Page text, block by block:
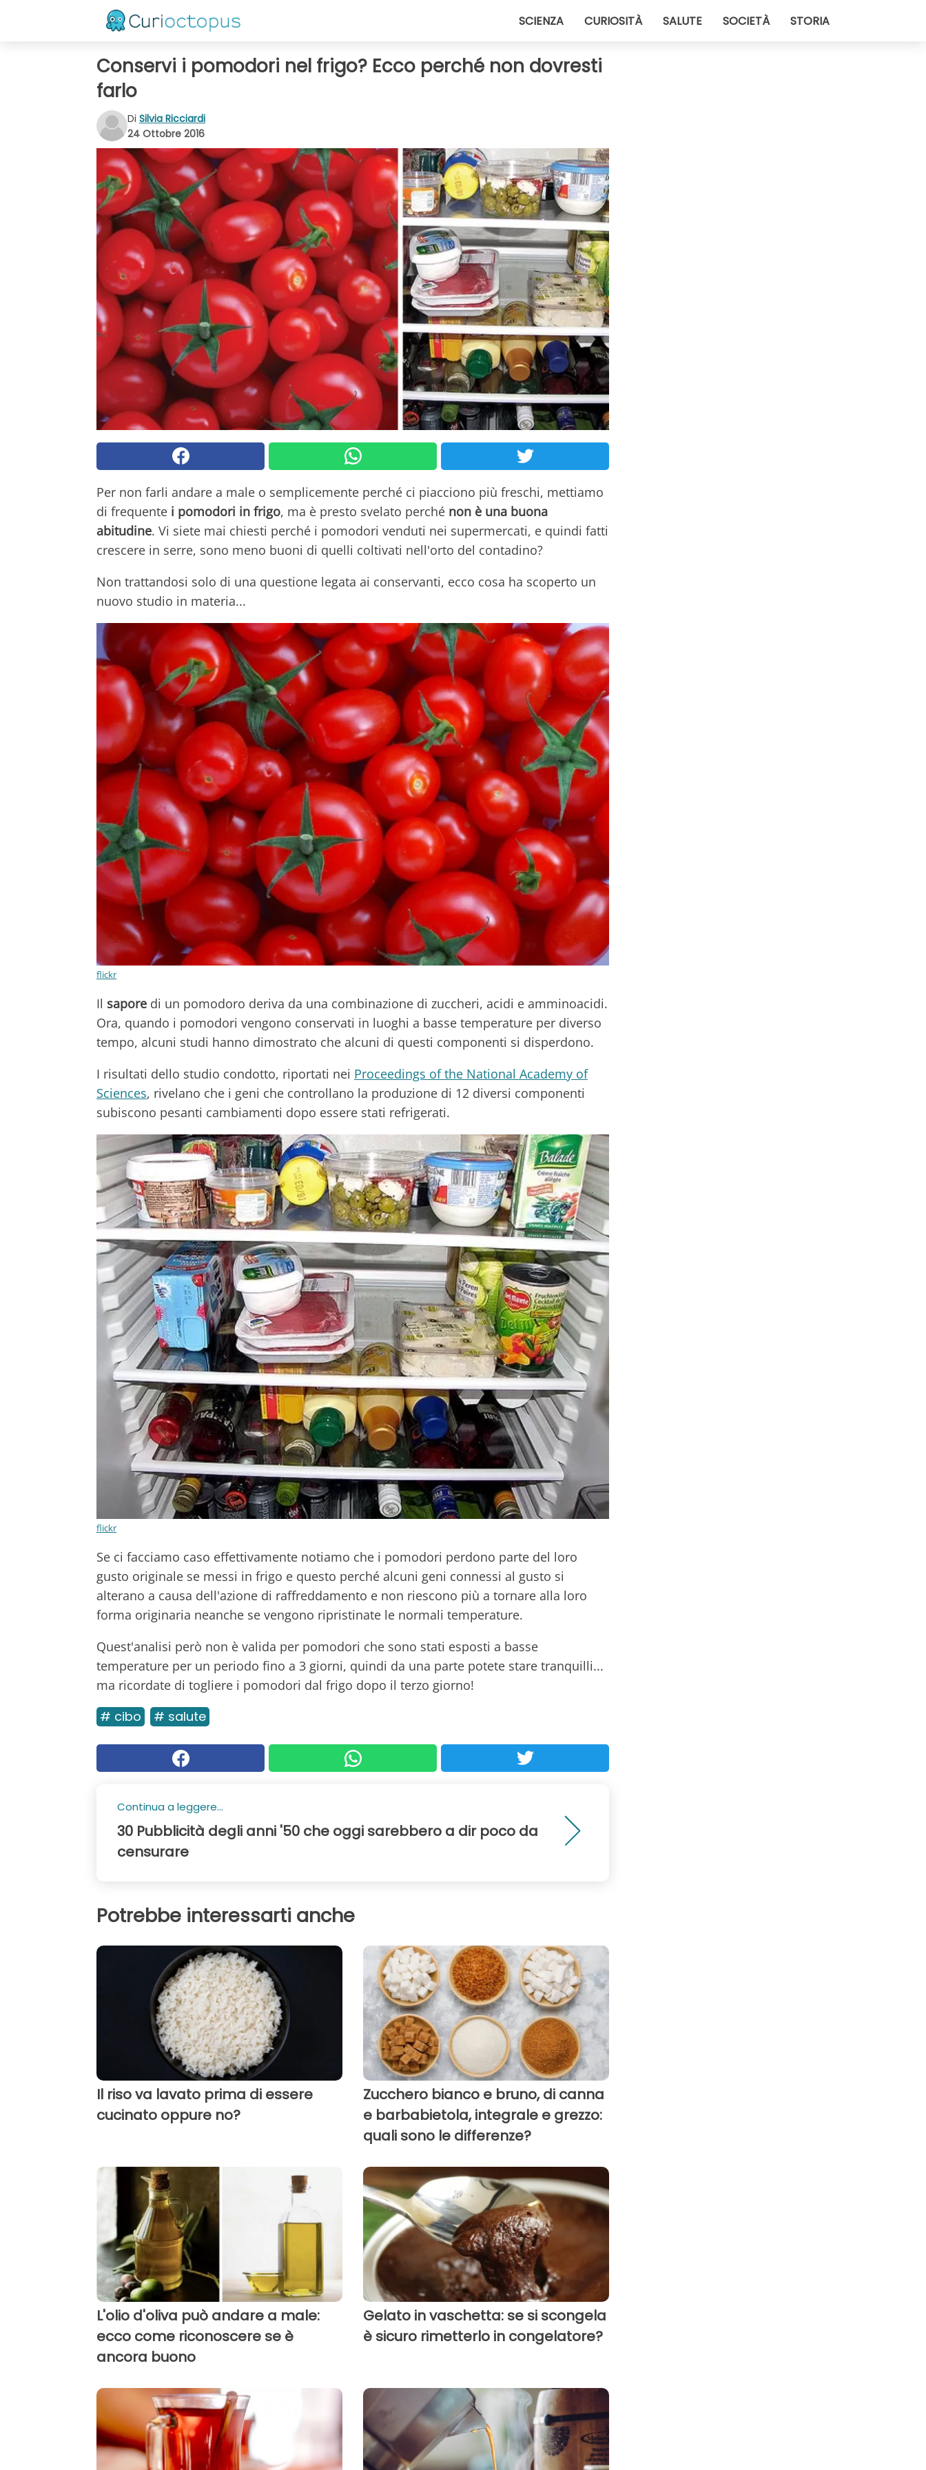
SCIENZA CURIOSITÀ SALUTE SOCIETÀ STORIA
Conservi i pomodori nel frigo? Ecco perché non dovresti
farlo
Di Silvia Ricciardi
24 Ottobre 2016
Per non farli andare a male o semplicemente perché ci piacciono più freschi, mettiamo
di frequente i pomodori in frigo, ma è presto svelato perché non è una buona
abitudine. Vi siete mai chiesti perché i pomodori venduti nei supermercati, e quindi fatti
crescere in serre, sono meno buoni di quelli coltivati nell'orto del contadino?
Non trattandosi solo di una questione legata ai conservanti, ecco cosa ha scoperto un
nuovo studio in materia...
flickr
Il sapore di un pomodoro deriva da una combinazione di zuccheri, acidi e amminoacidi.
Ora, quando i pomodori vengono conservati in luoghi a basse temperature per diverso
tempo, alcuni studi hanno dimostrato che alcuni di questi componenti si disperdono.
I risultati dello studio condotto, riportati nei Proceedings of the National Academy of
Sciences, rivelano che i geni che controllano la produzione di 12 diversi componenti
subiscono pesanti cambiamenti dopo essere stati refrigerati.
flickr
Se ci facciamo caso effettivamente notiamo che i pomodori perdono parte del loro
gusto originale se messi in frigo e questo perché alcuni geni connessi al gusto si
alterano a causa dell'azione di raffreddamento e non riescono più a tornare alla loro
forma originaria neanche se vengono ripristinate le normali temperature.
Quest'analisi però non è valida per pomodori che sono stati esposti a basse
temperature per un periodo fino a 3 giorni, quindi da una parte potete stare tranquilli...
ma ricordate di togliere i pomodori dal frigo dopo il terzo giorno!
# cibo # salute
Continua a leggere...
30 Pubblicità degli anni '50 che oggi sarebbero a dir poco da
censurare
Potrebbe interessarti anche
Il riso va lavato prima di essere
cucinato oppure no?
Zucchero bianco e bruno, di canna
e barbabietola, integrale e grezzo:
quali sono le differenze?
L'olio d'oliva può andare a male:
ecco come riconoscere se è
ancora buono
Gelato in vaschetta: se si scongela
è sicuro rimetterlo in congelatore?